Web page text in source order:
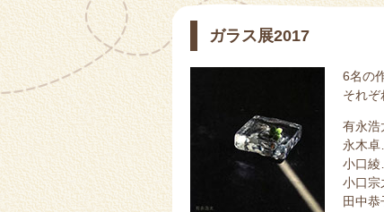
ガラス展2017
6名の
それぞ
有永
永木
小口
小口
田中